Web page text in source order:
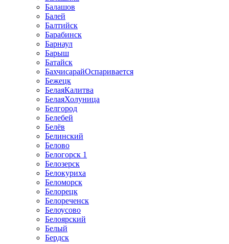
Балашов
Балей
Балтийск
Барабинск
Барнаул
Барыш
Батайск
БахчисарайОспаривается
Бежецк
БелаяКалитва
БелаяХолуница
Белгород
Белебей
Белёв
Белинский
Белово
Белогорск 1
Белозерск
Белокуриха
Беломорск
Белорецк
Белореченск
Белоусово
Белоярский
Белый
Бердск